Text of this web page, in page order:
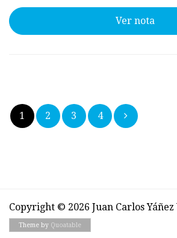
Ver nota
Paginación
de
1 2 3 4
Copyright © 2026 Juan Carlos Yáñez
Theme by Quoatable